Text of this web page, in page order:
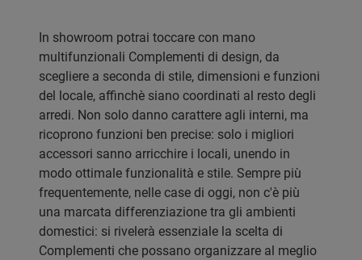
In showroom potrai toccare con mano
multifunzionali Complementi di design, da
scegliere a seconda di stile, dimensioni e funzioni
del locale, affinchè siano coordinati al resto degli
arredi. Non solo danno carattere agli interni, ma
ricoprono funzioni ben precise: solo i migliori
accessori sanno arricchire i locali, unendo in
modo ottimale funzionalità e stile. Sempre più
frequentemente, nelle case di oggi, non c'è più
una marcata differenziazione tra gli ambienti
domestici: si rivelerà essenziale la scelta di
Complementi che possano organizzare al meglio